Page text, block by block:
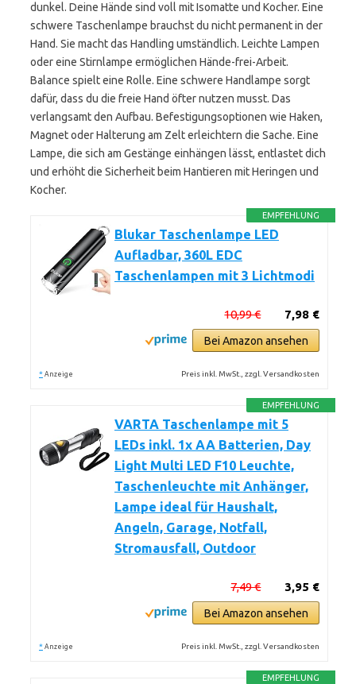
dunkel. Deine Hände sind voll mit Isomatte und Kocher. Eine
schwere Taschenlampe brauchst du nicht permanent in der
Hand. Sie macht das Handling umständlich. Leichte Lampen
oder eine Stirnlampe ermöglichen Hände-frei-Arbeit.
Balance spielt eine Rolle. Eine schwere Handlampe sorgt
dafür, dass du die freie Hand öfter nutzen musst. Das
verlangsamt den Aufbau. Befestigungsoptionen wie Haken,
Magnet oder Halterung am Zelt erleichtern die Sache. Eine
Lampe, die sich am Gestänge einhängen lässt, entlastet dich
und erhöht die Sicherheit beim Hantieren mit Heringen und
Kocher.
EMPFEHLUNG
Blukar Taschenlampe LED
Aufladbar, 360L EDC
Taschenlampen mit 3 Lichtmodi
7,98 €
10,99 €
Bei Amazon ansehen
* Anzeige Preis inkl. MwSt., zzgl. Versandkosten
EMPFEHLUNG
VARTA Taschenlampe mit 5
LEDs inkl. 1x AA Batterien, Day
Light Multi LED F10 Leuchte,
Taschenleuchte mit Anhänger,
Lampe ideal für Haushalt,
Angeln, Garage, Notfall,
Stromausfall, Outdoor
3,95 €
7,49 €
Bei Amazon ansehen
* Anzeige Preis inkl. MwSt., zzgl. Versandkosten
EMPFEHLUNG